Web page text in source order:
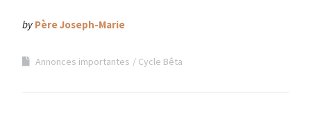
by Père Joseph-Marie
Annonces importantes Cycle Bêta